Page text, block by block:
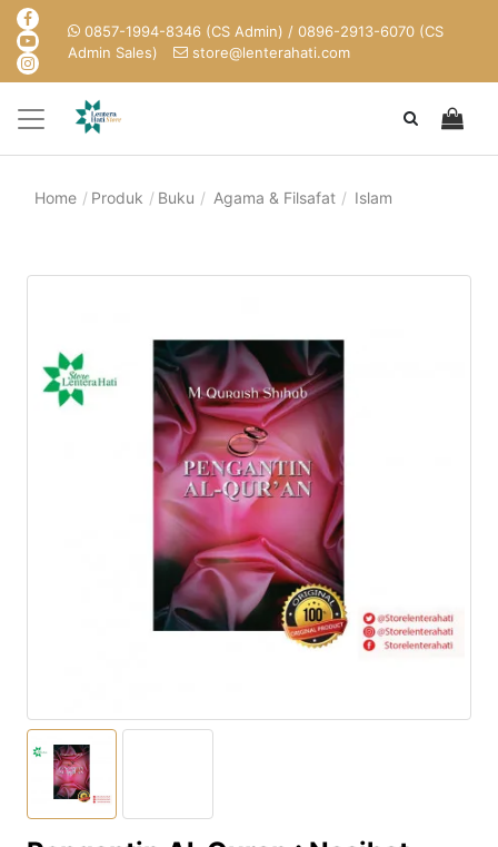
0857-1994-8346 (CS Admin) / 0896-2913-6070 (CS
Admin Sales)
store@lenterahati.com
Home Produk Buku Agama & Filsafat Islam